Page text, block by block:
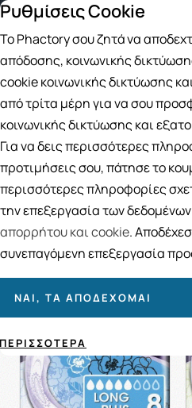
Δωρεάν μεταφορικά για
Αρχική / ΓΥΝΑΙΚΑ /
22
Ταξινόμηση
Ρυθμίσεις Cookie
Το Phactory σου ζητά να
απόδοσης, κοινωνικής
cookie κοινωνικής δικτύωσης
από τρίτα μέρη για να σου
κοινωνικής δικτύωσης και
Για να δεις περισσότερες
προτιμήσεις σου, πάτησε το
περισσότερες πληροφορίες
την επεξεργασία των
απορρήτου και cookie.
συνεπαγόμενη επεξεργασία
ΝΑΙ, ΤΑ ΑΠΟΔΈΧΟΜΑΙ
ΠΕΡΙΣΣΌΤΕΡΑ